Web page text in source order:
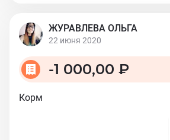
ЖУРАВЛЕВА ОЛЬГА
22 июня 2020
-1 000,00 ₽
Корм